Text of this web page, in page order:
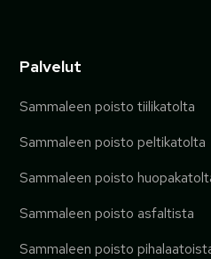
Palvelut
Sammaleen poisto tiilikatolta
Sammaleen poisto peltikatolta
Sammaleen poisto
Sammaleen poisto asfaltista
Sammaleen poisto